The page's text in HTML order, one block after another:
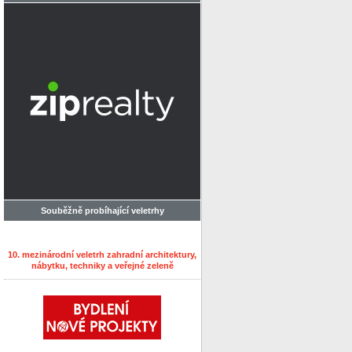
Souběžně probíhající veletrhy
10. mezinárodní veletrh zahradní architektury,
nábytku, techniky a veřejné zeleně